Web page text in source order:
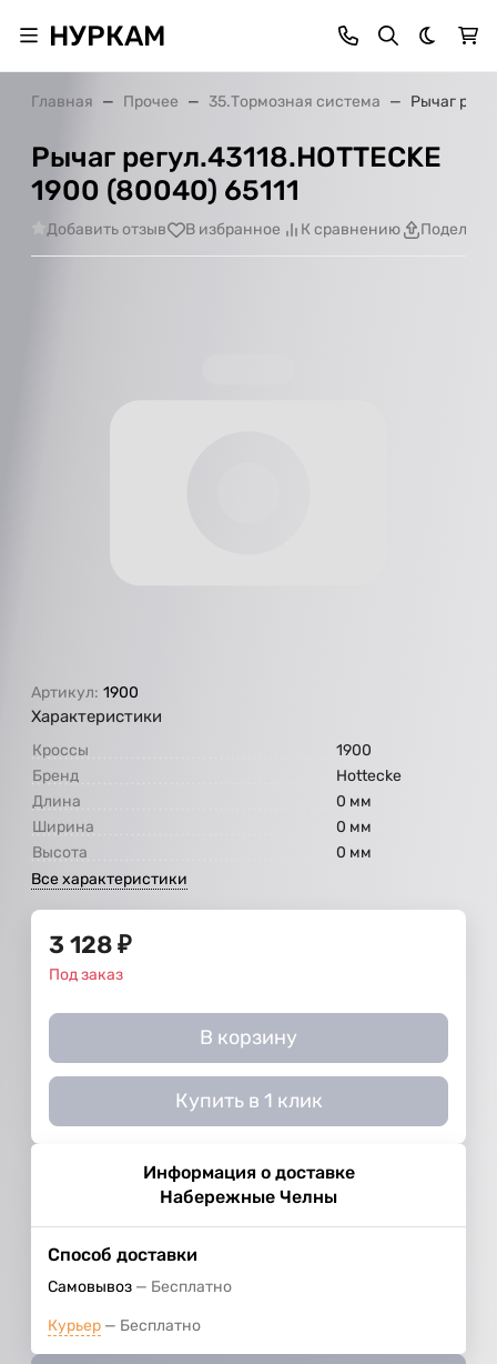
НУРКАМ Темная
Главная Прочее 35.Тормозная система Рычаг
Рычаг регул.43118.HOTTECKE
1900 (80040) 65111
Добавить отзыв В избранное К сравнению
Артикул: 1900
Характеристики
Кроссы
1900
Бренд
Hottecke
Длина
0 мм
Ширина
0 мм
Высота
0 мм
Все характеристики
3 128 ₽
Под заказ
В корзину
Купить в 1 клик
Информация о доставке
Набережные Челны
Способ доставки
Самовывоз Бесплатно
Курьер Бесплатно